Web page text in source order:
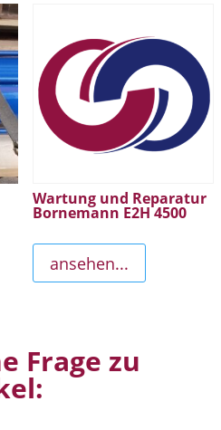
Wartung und Reparatur
Bornemann E2H 4500
ansehen...
Frage zu